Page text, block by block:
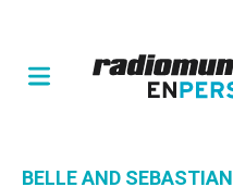
BELLE AND SEBASTIAN